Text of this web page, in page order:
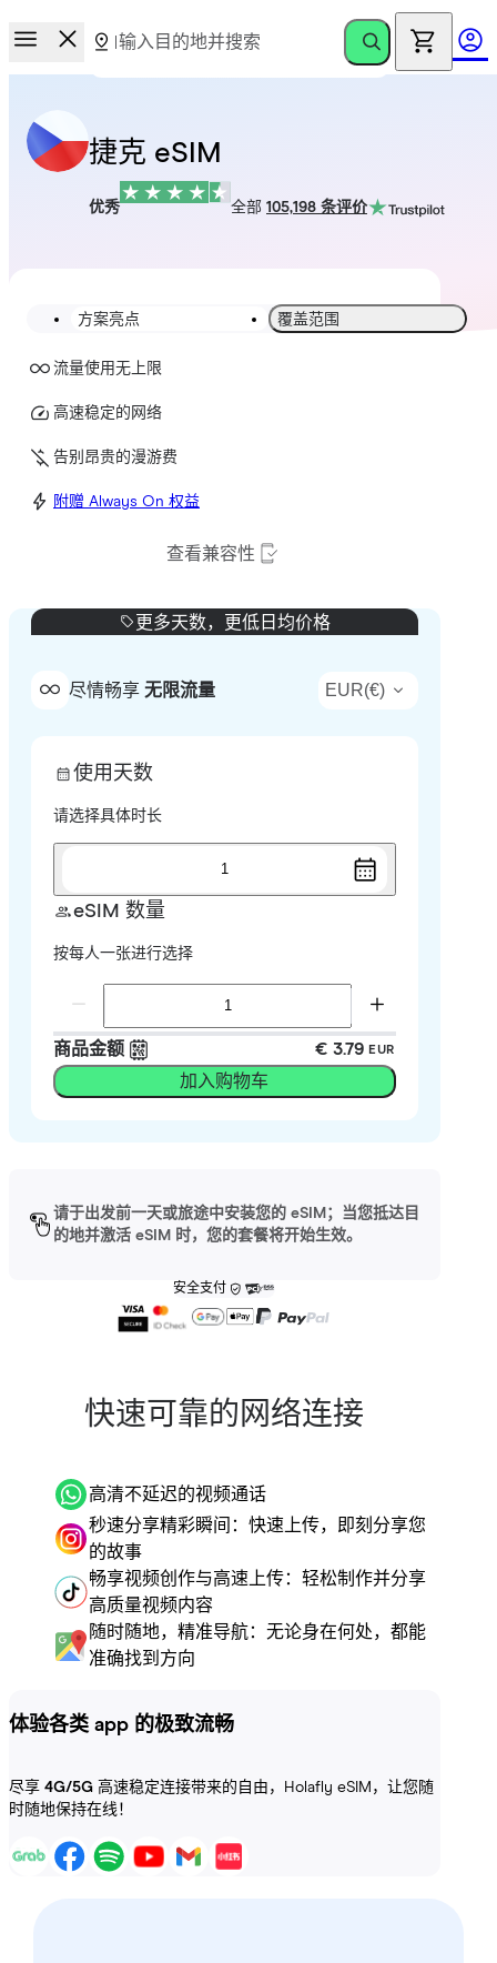
捷克 eSIM
优秀 全部 105,198 条评价
方案亮点 覆盖范围
流量使用无上限
高速稳定的网络
告别昂贵的漫游费
附赠 Always On 权益
查看兼容性
更多天数，更低日均价格
尽情畅享 无限流量 EUR(€)
使用天数
请选择具体时长
1
eSIM 数量
按每人一张进行选择
商品金额 € 3.79 EUR
加入购物车
请于出发前一天或旅途中安装您的 eSIM；当您抵达目
的地并激活 eSIM 时，您的套餐将开始生效。
安全支付
快速可靠的网络连接
高清不延迟的视频通话
秒速分享精彩瞬间：快速上传，即刻分享您
的故事
畅享视频创作与高速上传：轻松制作并分享
高质量视频内容
随时随地，精准导航：无论身在何处，都能
准确找到方向
体验各类 app 的极致流畅
尽享 4G/5G 高速稳定连接带来的自由，Holafly eSIM，让您随
时随地保持在线！